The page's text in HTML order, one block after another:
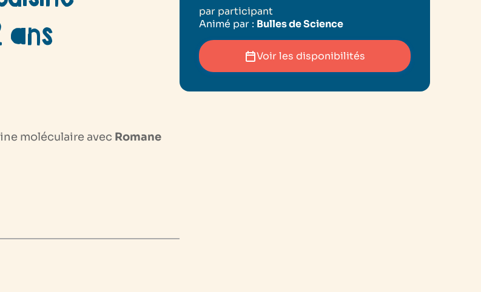
ans
moléculaire avec Romane
par participant
Animé par : Bulles de Science
Voir les disponibilités